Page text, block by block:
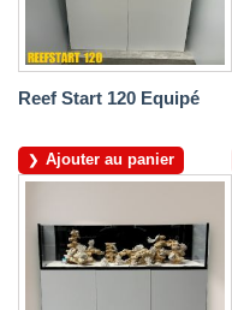
Reef Start 120 Equipé
Ajouter au panier